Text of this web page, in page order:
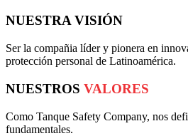
NUESTRAVISIÓN
Ser la compañia líder y pionera en
protección personal de Latinoamérica.
NUESTROS VALORES
Como Tanque Safety Company, nos
fundamentales.